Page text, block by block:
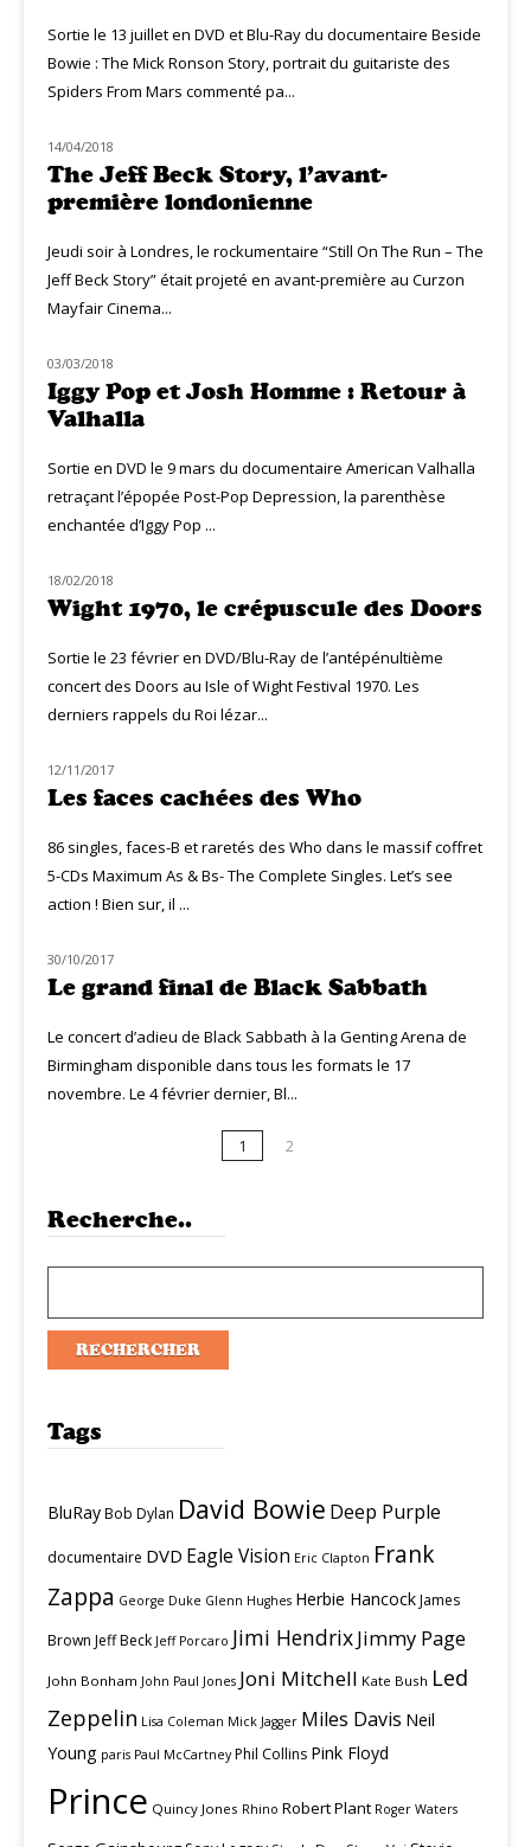
Sortie le 13 juillet en DVD et Blu-Ray du documentaire Beside
Bowie : The Mick Ronson Story, portrait du guitariste des
Spiders From Mars commenté pa...
LIVE MUZIQ
14/04/2018
The Jeff Beck Story, l’avant-
première londonienne
Jeudi soir à Londres, le rockumentaire “Still On The Run – The
Jeff Beck Story” était projeté en avant-première au Curzon
Mayfair Cinema...
NOUVEAUTÉS
03/03/2018
Iggy Pop et Josh Homme : Retour à
Valhalla
Sortie en DVD le 9 mars du documentaire American Valhalla
retraçant l’épopée Post-Pop Depression, la parenthèse
enchantée d’Iggy Pop ...
NOUVEAUTÉS
18/02/2018
Wight 1970, le crépuscule des Doors
Sortie le 23 février en DVD/Blu-Ray de l’antépénultième
concert des Doors au Isle of Wight Festival 1970. Les
derniers rappels du Roi lézar...
NOUVEAUTÉS
12/11/2017
Les faces cachées des Who
86 singles, faces-B et raretés des Who dans le massif coffret
5-CDs Maximum As & Bs- The Complete Singles. Let’s see
action ! Bien sur, il ...
NOUVEAUTÉS
30/10/2017
Le grand final de Black Sabbath
Le concert d’adieu de Black Sabbath à la Genting Arena de
Birmingham disponible dans tous les formats le 17
novembre. Le 4 février dernier, Bl...
1 2
Recherche..
Tags
BluRayBob Dylan David Bowie Deep Purple
documentaire DVD Eagle Vision Eric Clapton Frank
Zappa George Duke Glenn Hughes Herbie HancockJames
Brown Jeff Beck Jeff Porcaro Jimi HendrixJimmy Page
John Bonham John Paul Jones Joni Mitchell Kate Bush Led
Zeppelin Lisa Coleman Mick Jagger Miles Davis Neil
Young paris Paul McCartney Phil Collins Pink Floyd
Prince Quincy Jones Rhino Robert Plant Roger Waters